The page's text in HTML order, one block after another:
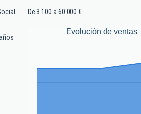
De 3.100 a 60.000 €
Evolución de ventas